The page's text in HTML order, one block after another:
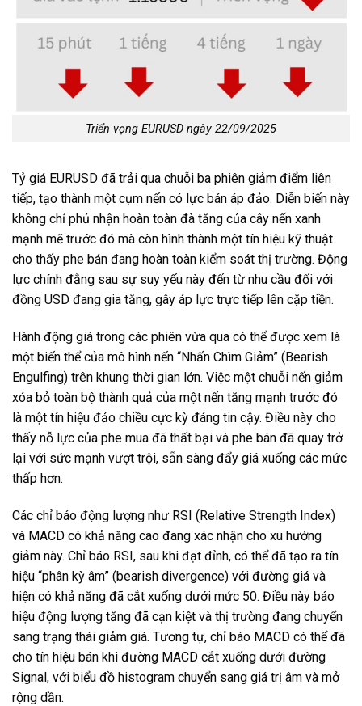
Triển vọng EURUSD ngày 22/09/2025
Tỷ giá EURUSD đã trải qua chuỗi ba phiên giảm điểm liên
tiếp, tạo thành một cụm nến có lực bán áp đảo. Diễn biến này
không chỉ phủ nhận hoàn toàn đà tăng của cây nến xanh
mạnh mẽ trước đó mà còn hình thành một tín hiệu kỹ thuật
cho thấy phe bán đang hoàn toàn kiểm soát thị trường. Động
lực chính đằng sau sự suy yếu này đến từ nhu cầu đối với
đồng USD đang gia tăng, gây áp lực trực tiếp lên cặp tiền.
Hành động giá trong các phiên vừa qua có thể được xem là
một biến thể của mô hình nến “Nhấn Chìm Giảm” (Bearish
Engulfing) trên khung thời gian lớn. Việc một chuỗi nến giảm
xóa bỏ toàn bộ thành quả của một nến tăng mạnh trước đó
là một tín hiệu đảo chiều cực kỳ đáng tin cậy. Điều này cho
thấy nỗ lực của phe mua đã thất bại và phe bán đã quay trở
lại với sức mạnh vượt trội, sẵn sàng đẩy giá xuống các mức
thấp hơn.
Các chỉ báo động lượng như RSI (Relative Strength Index)
và MACD có khả năng cao đang xác nhận cho xu hướng
giảm này. Chỉ báo RSI, sau khi đạt đỉnh, có thể đã tạo ra tín
hiệu “phân kỳ âm” (bearish divergence) với đường giá và
hiện có khả năng đã cắt xuống dưới mức 50. Điều này báo
hiệu động lượng tăng đã cạn kiệt và thị trường đang chuyển
sang trạng thái giảm giá. Tương tự, chỉ báo MACD có thể đã
cho tín hiệu bán khi đường MACD cắt xuống dưới đường
Signal, với biểu đồ histogram chuyển sang giá trị âm và mở
rộng dần.